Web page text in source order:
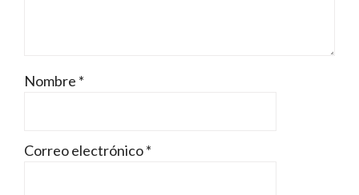
Nombre *
Correo electrónico*